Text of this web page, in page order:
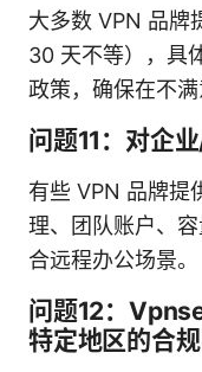
大多数 VPN 品牌
30 天不等），具
政策，确保在不满
问题11：对企
有些 VPN 品牌提
理、团队账户、
合远程办公场景。
问题12：
特定地区的合规